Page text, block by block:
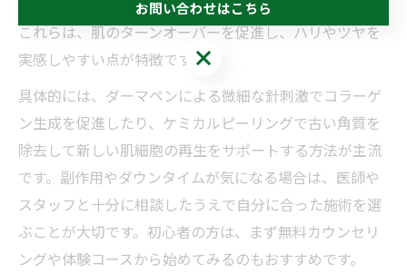
ルピーリングなど、最新の施術法が提供されています。
これらは、肌のターンオーバーを促進し、ハリやツヤを
実感しやすい点が特徴です。
具体的には、ダーマペンによる微細な針刺激でコラーゲ
ン生成を促進したり、ケミカルピーリングで古い角質を
除去して新しい肌細胞の再生をサポートする方法が主流
です。副作用やダウンタイムが気になる場合は、医師や
スタッフと十分に相談したうえで自分に合った施術を選
ぶことが大切です。初心者の方は、まず無料カウンセリ
ングや体験コースから始めてみるのもおすすめです。
お問い合わせはこちら
お問い合わせはこちら